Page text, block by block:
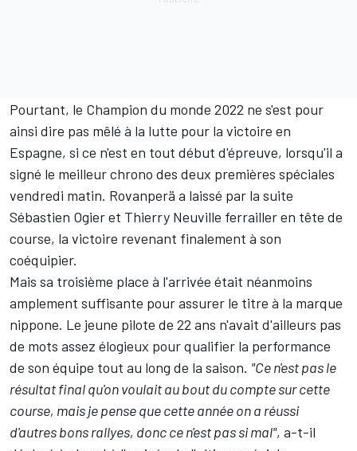
Pourtant, le Champion du monde 2022 ne s'est pour
ainsi dire pas mêlé à la lutte pour la victoire en
Espagne, si ce n'est en tout début d'épreuve, lorsqu'il a
signé le meilleur chrono des deux premières spéciales
vendredi matin. Rovanperä a laissé par la suite
Sébastien Ogieret Thierry Neuville ferrailler en tête de
course, la victoire revenant finalement à son
coéquipier.
Mais sa troisième place à l'arrivée était néanmoins
amplement suffisante pour assurer le titre à la marque
nippone. Le jeune pilote de 22 ans n'avait d'ailleurs pas
de mots assez élogieux pour qualifier la performance
de son équipe tout au long de la saison. "Ce n'est pas le
résultat final qu'on voulait au bout du compte sur cette
course, mais je pense que cette année on a réussi
d'autres bons rallyes, donc ce n'est pas si mal", a-t-il